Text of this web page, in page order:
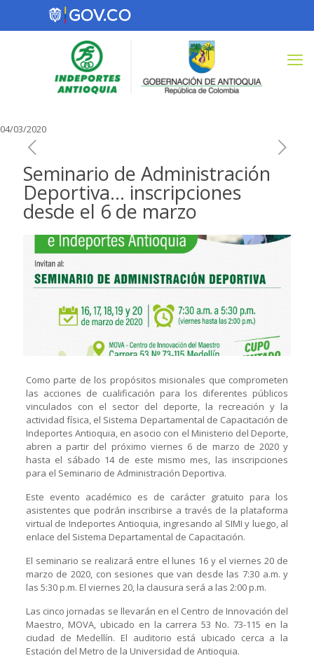
04/03/2020
Seminario de Administración
Deportiva… inscripciones
desde el 6 de marzo
Como parte de los propósitos misionales que comprometen
las acciones de cualificación para los diferentes públicos
vinculados con el sector del deporte, la recreación y la
actividad física, el Sistema Departamental de Capacitación de
Indeportes Antioquia, en asocio con el Ministerio del Deporte,
abren a partir del próximo viernes 6 de marzo de 2020 y
hasta el sábado 14 de este mismo mes, las inscripciones
para el Seminario de Administración Deportiva.
Este evento académico es de carácter gratuito para los
asistentes que podrán inscribirse a través de la plataforma
virtual de Indeportes Antioquia, ingresando al SIMI y luego, al
enlace del Sistema Departamental de Capacitación.
El seminario se realizará entre el lunes 16 y el viernes 20 de
marzo de 2020, con sesiones que van desde las 7:30 a.m. y
las 5:30 p.m. El viernes 20, la clausura será a las 2:00 p.m.
Las cinco jornadas se llevarán en el Centro de Innovación del
Maestro, MOVA, ubicado en la carrera 53 No. 73-115 en la
ciudad de Medellín. El auditorio está ubicado cerca a la
Estación del Metro de la Universidad de Antioquia.